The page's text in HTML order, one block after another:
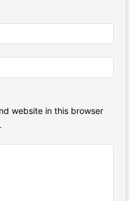
website in this browser